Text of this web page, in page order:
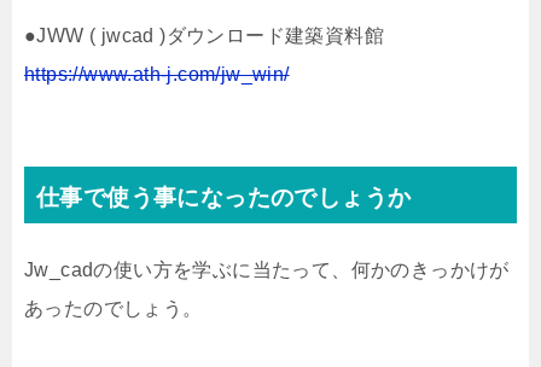
●JWW ( jwcad )ダウンロード建築資料館
https://www.ath-j.com/jw_win/
仕事で使う事になったのでしょうか
Jw_cadの使い方を学ぶに当たって、何かのきっかけが
あったのでしょう。